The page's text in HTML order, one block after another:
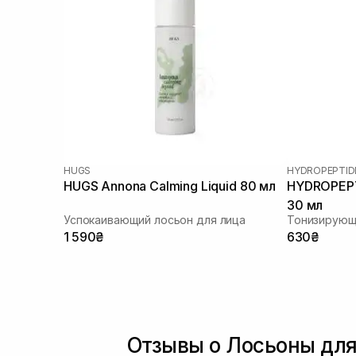
HUGS
HUGS Annona Calming Liquid 80 мл
Успокаивающий лосьон для лица
1 590₴
30 мл
630₴
Отзывы о Лосьоны